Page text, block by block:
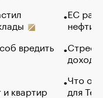
вредить
квартир
ЕС
нефти
Что
для